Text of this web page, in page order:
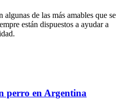
de las más amables que se
están dispuestos a ayudar a
perro en Argentina